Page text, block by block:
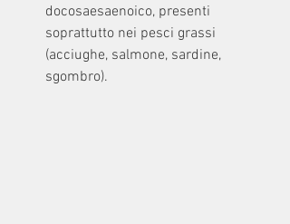
docosaesaenoico, presenti
soprattutto nei pesci grassi
(acciughe, salmone, sardine,
sgombro).